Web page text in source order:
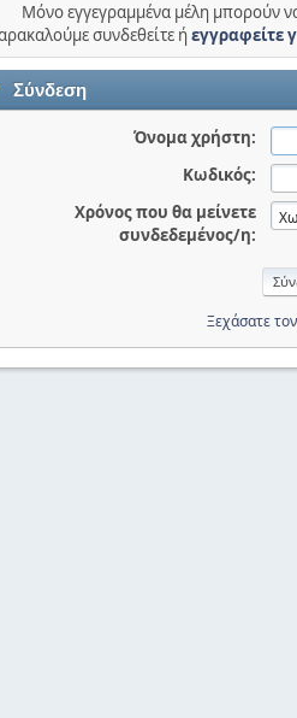
Μόνο εγγεγραμμένα μέλη μπορούν
συνδεθείτε ήεγγραφείτε
Σύνδεση
Όνομα χρήστη:
Κωδικός:
Χρόνος που θα μείνετε
συνδεδεμένος/η:
Ξεχάσατε